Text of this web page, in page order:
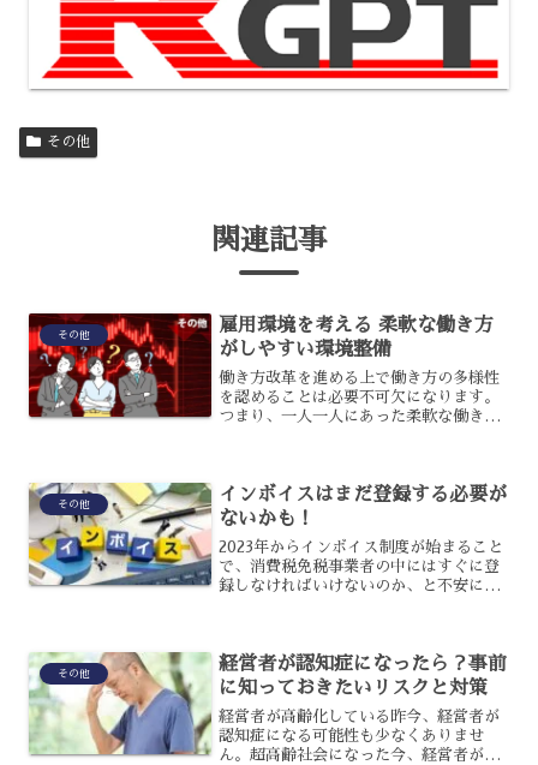
その他
関連記事
その他
雇用環境を考える 柔軟な働き方
がしやすい環境整備
働き方改革を進める上で働き方の多様性
を認めることは必要不可欠になります。
つまり、一人一人にあった柔軟な働き方
て紹介をさせていただきま...
その他
インボイスはまだ登録する必要が
ないかも！
2023年からインボイス制度が始まること
で、消費税免税事業者の中にはすぐに登
録しなければいけないのか、と不安にな
るのでしょうか？その...
その他
経営者が認知症になったら？事前
に知っておきたいリスクと対策
経営者が高齢化している昨今、経営者が
認知症になる可能性も少なくありませ
ん。超高齢社会になった今、経営者が認